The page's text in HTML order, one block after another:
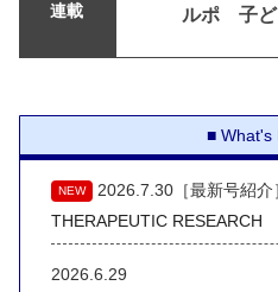
連載 ルポ 子ど
What's
NEW 2026.7.30［最新号紹介
THERAPEUTIC RESEARCH
2026.6.29